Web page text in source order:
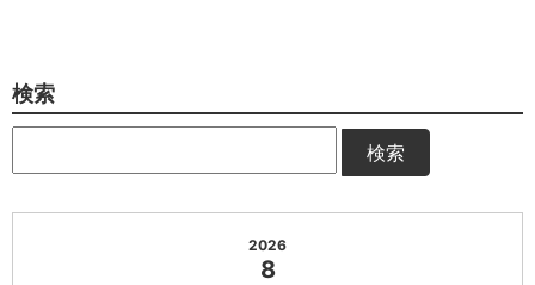
検索
検索
2026
8